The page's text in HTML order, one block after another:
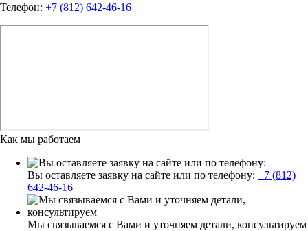
Телефон: +7 (812) 642-46-16
Как мы работаем
Вы оставляете заявку на сайте или по телефону: +7 (812)
642-46-16
Мы связываемся с Вами и уточняем детали, консультируем